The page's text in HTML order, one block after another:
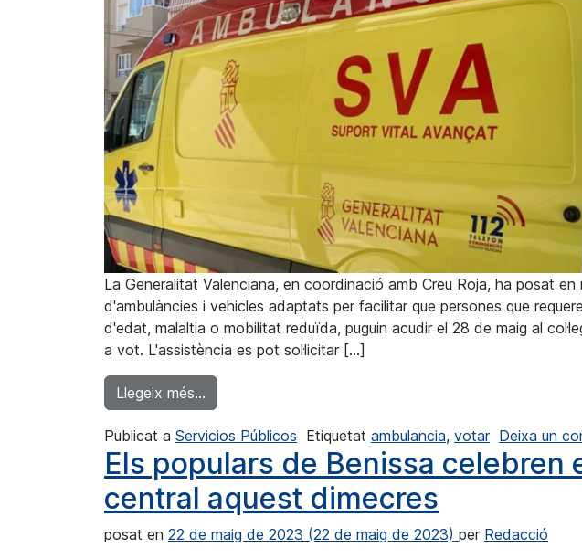
La Generalitat Valenciana, en coordinació amb Creu Roja, ha posat
d'ambulàncies i vehicles adaptats per facilitar que persones que
d'edat, malaltia o mobilitat reduïda, puguin acudir el 28 de maig al
a vot. L'assistència es pot sol·licitar […]
Llegeix més… from Calp comptarà amb una ambulància per als veïns
Publicat a Servicios Públicos Etiquetat ambulancia, votar Deixa un
Els populars de Benissa celebren
central aquest dimecres
posat en 22 de maig de 2023 (22 de maig de 2023) per Redacció